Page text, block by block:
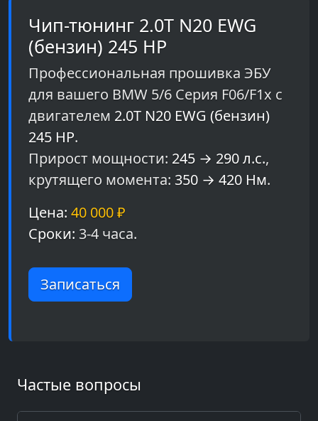
Чип-тюнинг 2.0T N20 EWG
(бензин) 245 HP
Профессиональная прошивка ЭБУ
для вашего BMW 5/6 Серия F06/F1x с
двигателем 2.0T N20 EWG (бензин)
245 HP.
Прирост мощности: 245 → 290 л.с.,
крутящего момента: 350 → 420 Нм.
Цена: 40 000 ₽
Сроки: 3-4 часа.
Записаться
Частые вопросы